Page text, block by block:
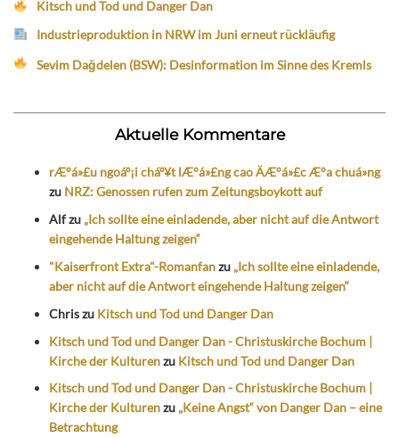
Kitsch und Tod und Danger Dan
Industrieproduktion in NRW im Juni erneut rückläufig
Sevim Dağdelen (BSW): Desinformation im Sinne des Kremls
Aktuelle Kommentare
rÆ°á»£u ngoáº¡i cháº¥t lÆ°á»£ng cao ÄÆ°á»£c Æ°a chuá»ng
zu NRZ: Genossen rufen zum Zeitungsboykott auf
Alfzu „Ich sollte eine einladende, aber nicht auf die Antwort
eingehende Haltung zeigen“
"Kaiserfront Extra"-Romanfanzu „Ich sollte eine einladende,
aber nicht auf die Antwort eingehende Haltung zeigen“
Chriszu Kitsch und Tod und Danger Dan
Kitsch und Tod und Danger Dan - Christuskirche Bochum |
Kirche der Kulturenzu Kitsch und Tod und Danger Dan
Kitsch und Tod und Danger Dan - Christuskirche Bochum |
Kirche der Kulturenzu „Keine Angst“ von Danger Dan – eine
Betrachtung